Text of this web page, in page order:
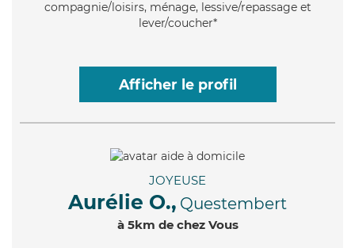
compagnie/loisirs, ménage, lessive/repassage et
lever/coucher*
Afficher le profil
JOYEUSE
Aurélie O., Questembert
à 5km de chez Vous